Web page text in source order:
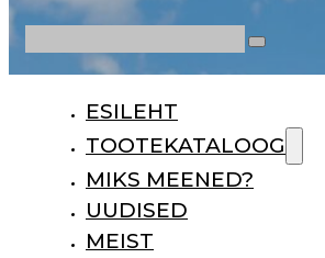
ESILEHT
TOOTEKATALOOG
MIKS MEENED?
UUDISED
MEIST